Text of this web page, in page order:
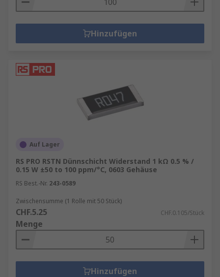
Hinzufügen
Auf Lager
RS PRO RSTN Dünnschicht Widerstand 1 kΩ 0.5 % /
0.15 W ±50 to 100 ppm/°C, 0603 Gehäuse
RS Best.-Nr. 243-0589
Zwischensumme (1 Rolle mit 50 Stück)
CHF.5.25 CHF.0.105/Stück
Menge
Hinzufügen